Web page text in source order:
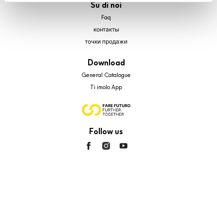
analytics, per i quali non occorre il tuo consenso. Potrai
comunque modificare le tue scelte in qualsiasi momento,
accedendo al link presente nel footer.
Su di noi
Faq
контакты
точки продажи
Download
General Catalogue
Ti imolo App
Follow us